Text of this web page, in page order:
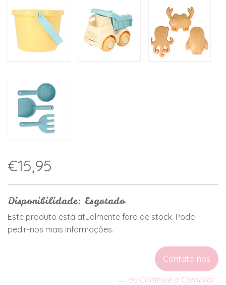
€15,95
Disponibilidade: Esgotado
Este produto está atualmente fora de stock. Pode
pedir-nos mais informações.
Contate-nos
← ou Continue a Comprar